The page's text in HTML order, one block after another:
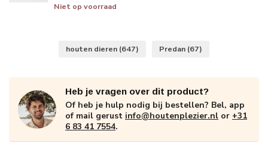
Niet op voorraad
houten dieren (647) Predan (67)
Heb je vragen over dit product?
Of heb je hulp nodig bij bestellen? Bel, app
of mail gerust info@houtenplezier.nl or +31
6 83 41 7554.